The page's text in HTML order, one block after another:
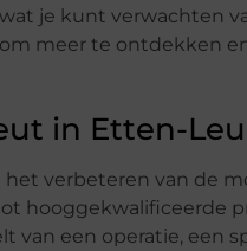
je kunt verwachten
meer te ontdekken
in Etten-
verbeteren van de
hooggekwalificeerde
van een operatie, een